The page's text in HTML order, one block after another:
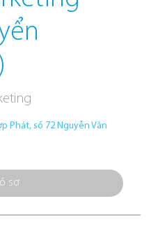
Phát, số 72 Nguyễn Văn
sơ